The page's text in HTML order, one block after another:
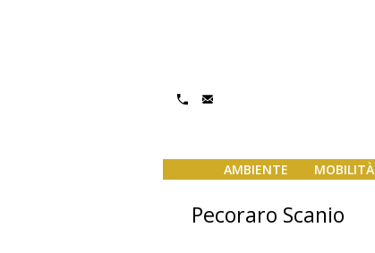
AMBIENTE MOBILITÀ
Pecoraro Scanio